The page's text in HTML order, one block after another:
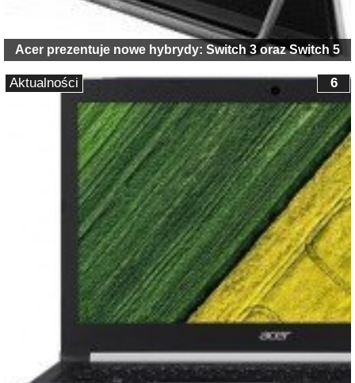
Acer prezentuje nowe hybrydy: Switch 3 oraz Switch 5
6
Aktualności